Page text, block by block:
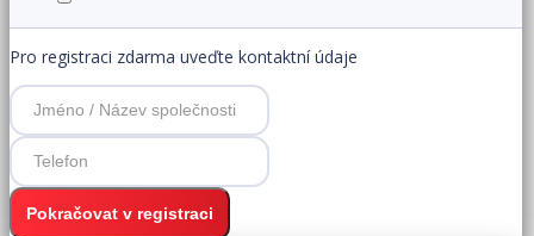
Pro registraci zdarma uveďte kontaktní údaje